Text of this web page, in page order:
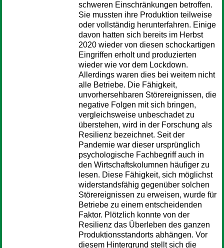
schweren Einschränkungen betroffen.
Sie mussten ihre Produktion teilweise
oder vollständig herunterfahren. Einige
davon hatten sich bereits im Herbst
2020 wieder von diesen schockartigen
Eingriffen erholt und produzierten
wieder wie vor dem Lockdown.
Allerdings waren dies bei weitem nicht
alle Betriebe. Die Fähigkeit,
unvorhersehbaren Störereignissen, die
negative Folgen mit sich bringen,
vergleichsweise unbeschadet zu
überstehen, wird in der Forschung als
Resilienz bezeichnet. Seit der
Pandemie war dieser ursprünglich
psychologische Fachbegriff auch in
den Wirtschaftskolumnen häufiger zu
lesen. Diese Fähigkeit, sich möglichst
widerstandsfähig gegenüber solchen
Störereignissen zu erweisen, wurde für
Betriebe zu einem entscheidenden
Faktor. Plötzlich konnte von der
Resilienz das Überleben des ganzen
Produktionsstandorts abhängen. Vor
diesem Hintergrund stellt sich die